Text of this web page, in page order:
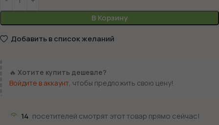
В Корзину
Добавить в список желаний
🔥 Хотите купить дешевле?
Войдите в аккаунт , чтобы предложить свою цену!
14 посетителей смотрят этот товар прямо сейчас!